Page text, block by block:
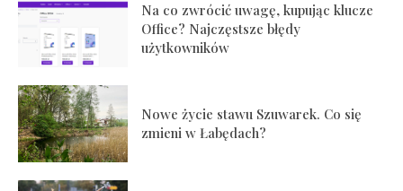
Na co zwrócić uwagę, kupując klucze
Office? Najczęstsze błędy
użytkowników
Nowe życie stawu Szuwarek. Co się
zmieni w Łabędach?